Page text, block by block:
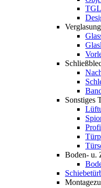
Sonstiges
Boden- u.